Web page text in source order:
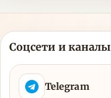
Соцсети и каналы
Telegram